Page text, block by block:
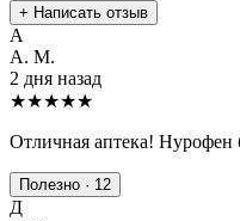
+ Написать отзыв
А
А. М.
2 дня назад
★★★★★
Отличная аптека! Нурофен
Полезно · 12
Д